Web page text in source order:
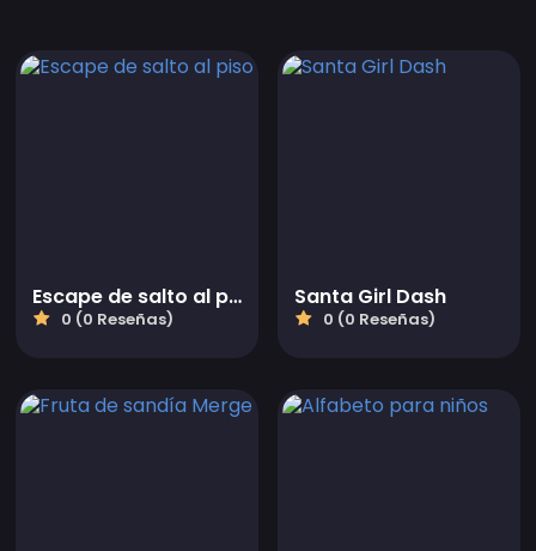
Escape de salto al piso
0 (0 Reseñas)
Santa Girl Dash
0 (0 Reseñas)